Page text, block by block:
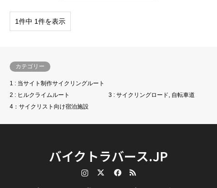
1件中 1件を表示
カテゴリー
1 : 当サイト制作サイクリングルート
2 : ヒルクライムルート
3 : サイクリングロード, 自転車道
4：サイクリスト向け宿泊施設
バイクトラバース.JP
RSS